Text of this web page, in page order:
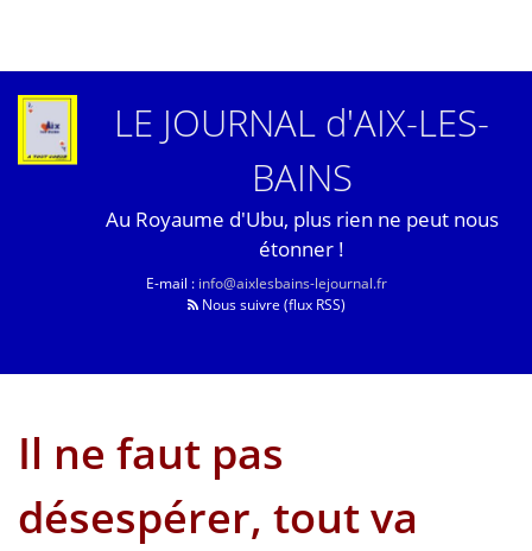
LE JOURNAL d'AIX-LES-
BAINS
Au Royaume d'Ubu, plus rien ne peut nous
étonner !
E-mail : info@aixlesbains-lejournal.fr
Nous suivre (flux RSS)
Il ne faut pas
désespérer, tout va